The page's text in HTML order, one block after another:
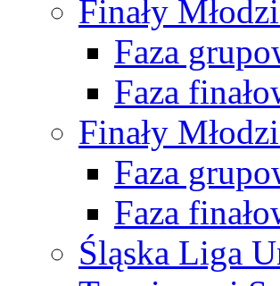
Finały
Faza
Faza
Finały
Faza
Faza
Śląska Liga